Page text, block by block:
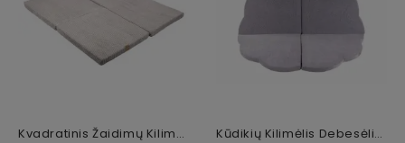
Kvadratinis Žaidimų Kilimėlis Aesthetic, Kreminis Kūdikių Kilimėlis Debesėlio Formos, Šviesiai Pilkas